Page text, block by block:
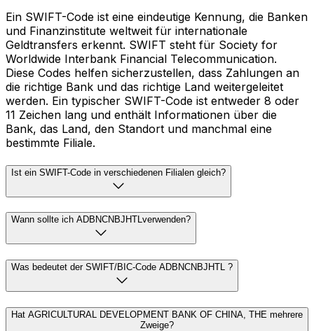
Ein SWIFT-Code ist eine eindeutige Kennung, die Banken
und Finanzinstitute weltweit für internationale
Geldtransfers erkennt. SWIFT steht für Society for
Worldwide Interbank Financial Telecommunication.
Diese Codes helfen sicherzustellen, dass Zahlungen an
die richtige Bank und das richtige Land weitergeleitet
werden. Ein typischer SWIFT-Code ist entweder 8 oder
11 Zeichen lang und enthält Informationen über die
Bank, das Land, den Standort und manchmal eine
bestimmte Filiale.
Ist ein SWIFT-Code in verschiedenen Filialen gleich?
Wann sollte ich ADBNCNBJHTLverwenden?
Was bedeutet der SWIFT/BIC-Code ADBNCNBJHTL ?
Hat AGRICULTURAL DEVELOPMENT BANK OF CHINA, THE mehrere
Zweige?